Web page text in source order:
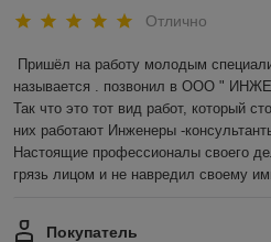
Отлично
Пришёл на работу молодым
называется . позвонил в ООО "
Так что это тот вид работ, который
них работают Инженеры -
Настоящие профессионалы своего
грязь лицом и не навредил своему
Покупатель